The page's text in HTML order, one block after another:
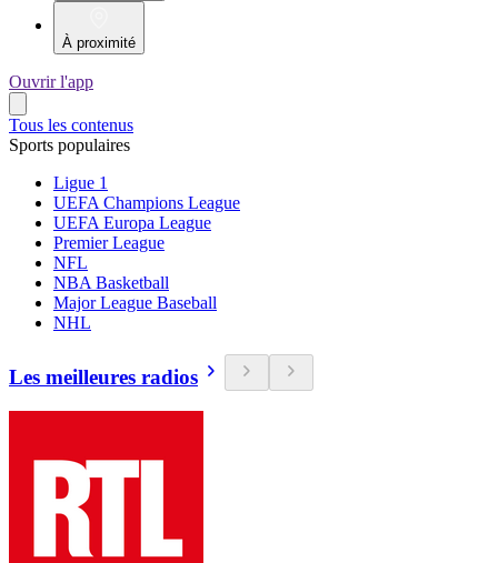
À proximité
Ouvrir l'app
Tous les contenus
Sports populaires
Ligue 1
UEFA Champions League
UEFA Europa League
Premier League
NFL
NBA Basketball
Major League Baseball
NHL
Les meilleures radios